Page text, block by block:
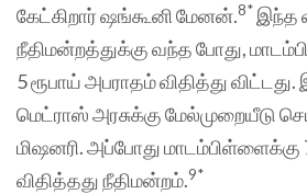
கேட்கிறார் ஷங்கூனி மேனன்.8* இந்த
நீதிமன்றத்துக்கு வந்த போது,
5 ரூபாய் அபராதம் விதித்து
மெட்ராஸ் அரசுக்கு மேல்முறையீடு
மிஷனரி. அப்போது மாடம்பிள்ளைக்கு
விதித்தது நீதிமன்றம்.9*